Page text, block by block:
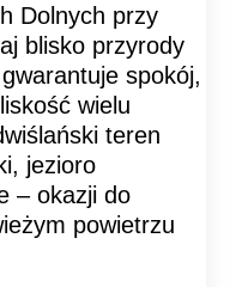
Dolnych przy
blisko przyrody
spokój,
wielu
teren
jezioro
– okazji do
powietrzu